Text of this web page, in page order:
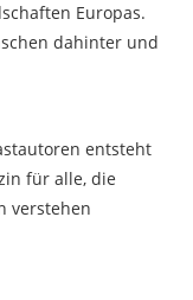
Europas.
dahinter und
entsteht
für alle, die
verstehen